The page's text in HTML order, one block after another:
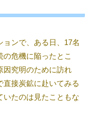
ンで、ある日、17名
危機に陥ったとこ
因究明のために訪れ
直接炭鉱に赴いてみる
いたのは見たこともな